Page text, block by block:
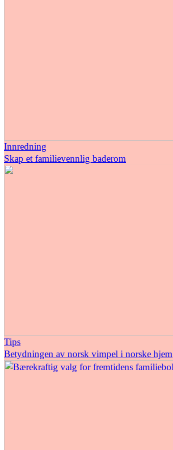
Innredning
Skap et familievennlig baderom
Tips
Betydningen av norsk vimpel i norske hjem